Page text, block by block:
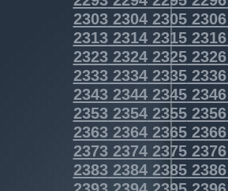
2303230423052306
2313231423152316
2323232423252326
2333233423352336
2343234423452346
2353235423552356
2363236423652366
2373237423752376
2383238423852386